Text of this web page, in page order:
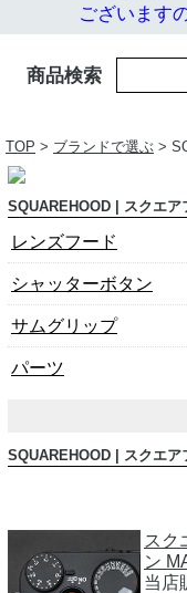
ございます
商品検索
TOP > ブランドで選ぶ >
SQUAREHOOD | スクエア
レンズフード
シャッターボタン
サムグリップ
パーツ
SQUAREHOOD | スクエア
スク
ン
当店